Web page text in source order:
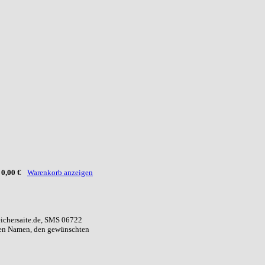
0,00 € Warenkorb anzeigen
SMS 06722
Namen, den gewünschten